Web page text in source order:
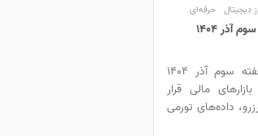
دیجیتال حرفه‌ای
۱۴۰۴
گزارش هفتگی بازار کریپتو | هفته سوم آذر ۱۴۰۴
مالی قرار
داده‌های تورمی